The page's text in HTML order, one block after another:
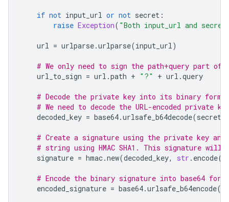
if not input_url or not secret :
raise Exception( "Both input_url and
url = urlparse.urlparse(input_url)
# We only need to sign the path+query part of
url_to_sign = url .path + "?" + url .query
# Decode the private key into its binary
# We need to decode the URL-encoded private
decoded_key = base64.urlsafe_b64decode(secret
# Create a signature using the private key and
# string using HMAC SHA1. This signature will
signature = hmac.new(decoded_key, str . encode(
# Encode the binary signature into base64 for
encoded_signature = base64.urlsafe_b64encode(